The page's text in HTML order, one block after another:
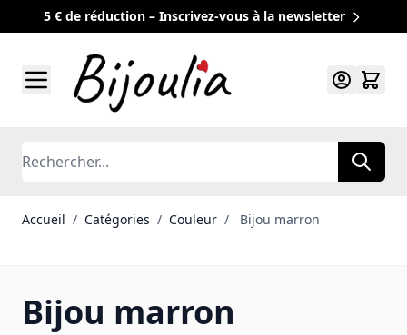
5 € de réduction – Inscrivez-vous à la newsletter
Rechercher
Accueil / Catégories / Couleur / Bijou marron
Bijou marron